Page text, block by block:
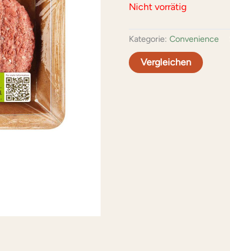
Nicht vorrätig
Kategorie: Convenience
Vergleichen